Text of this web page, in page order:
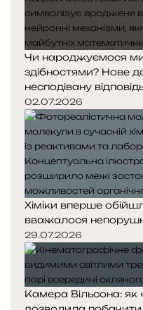
Чи народжуємося
здібностями? Нове
несподівану
02.07.2026
Хіміки вперше
вважалося
29.07.2026
Камера Вільсона: як